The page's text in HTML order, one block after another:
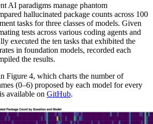
AI paradigms manage phantom
hallucinated package counts across 100
tasks for three classes of models. Given
tests across various coding agents and
executed the ten tasks that exhibited the
in foundation models, recorded each
the results.
Figure 4, which charts the number of
(0–6) proposed by each model for every
available on GitHub.